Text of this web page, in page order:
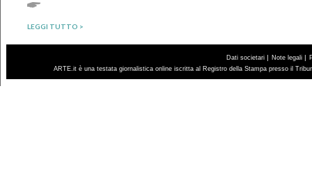
LEGGI TUTTO >
Dati societari | Note legali |
ARTE.it è una testata giornalistica online iscritta al Registro della Stampa presso il